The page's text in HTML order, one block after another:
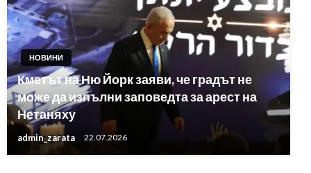
НОВИНИ
Кметът на Ню Йорк заяви, че градът не
може да изпълни заповедта за арест на
Нетаняху
admin_zarata 22.07.2026